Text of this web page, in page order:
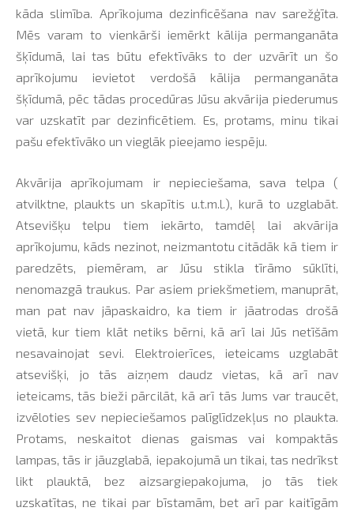
kāda slimība. Aprīkojuma dezinficēšana nav sarežģīta.
Mēs varam to vienkārši iemērkt kālija permanganāta
šķīdumā, lai tas būtu efektīvāks to der uzvārīt un šo
aprīkojumu ievietot verdošā kālija permanganāta
šķīdumā, pēc tādas procedūras Jūsu akvārija piederumus
var uzskatīt par dezinficētiem. Es, protams, minu tikai
pašu efektīvāko un vieglāk pieejamo iespēju.
Akvārija aprīkojumam ir nepieciešama, sava telpa (
atvilktne, plaukts un skapītis u.t.m.l.), kurā to uzglabāt.
Atsevišķu telpu tiem iekārto, tamdēļ lai akvārija
aprīkojumu, kāds nezinot, neizmantotu citādāk kā tiem ir
paredzēts, piemēram, ar Jūsu stikla tīrāmo sūklīti,
nenomazgā traukus. Par asiem priekšmetiem, manuprāt,
man pat nav jāpaskaidro, ka tiem ir jāatrodas drošā
vietā, kur tiem klāt netiks bērni, kā arī lai Jūs netīšām
nesavainojat sevi. Elektroierīces, ieteicams uzglabāt
atsevišķi, jo tās aizņem daudz vietas, kā arī nav
ieteicams, tās bieži pārcilāt, kā arī tās Jums var traucēt,
izvēloties sev nepieciešamos palīglīdzekļus no plaukta.
Protams, neskaitot dienas gaismas vai kompaktās
lampas, tās ir jāuzglabā, iepakojumā un tikai, tas nedrīkst
likt plauktā, bez aizsargiepakojuma, jo tās tiek
uzskatītas, ne tikai par bīstamām, bet arī par kaitīgām